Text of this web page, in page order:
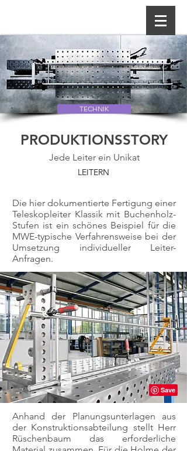
TECHNIK
PRODUKTIONSSTORY
Jede Leiter ein Unikat
Die hier dokumentierte Fertigung einer
Teleskopleiter Klassik mit Buchenholz-
Stufen ist ein schönes Beispiel für die
MWE-typische Verfahrensweise bei der
Umsetzung individueller Leiter-
Anfragen.
LEITERN
Anhand der Planungsunterlagen aus
der Konstruktionsabteilung stellt Herr
Rüschenbaum das erforderliche